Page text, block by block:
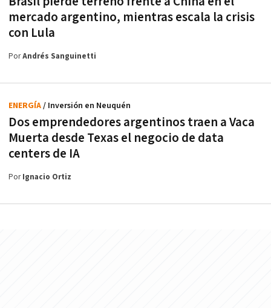
mercado argentino, mientras escala la crisis
con Lula
PorAndrés Sanguinetti
Dos emprendedores argentinos traen a Vaca
Muerta desde Texas el negocio de data
centers de IA
ENERGÍA/ Inversión en Neuquén
PorIgnacio Ortiz